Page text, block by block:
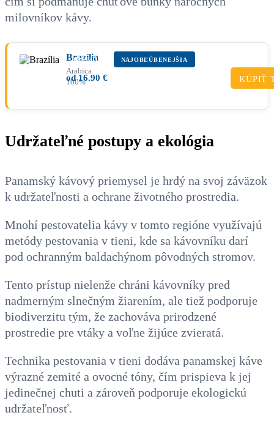
milovníkov kávy.
Brazília
Arabica
100%
PRÉMIUM NAJOBĽÚBENEJŠIA
od16.90 € KÚPIŤ
Udržateľné postupy a ekológia
Panamský kávový priemysel je hrdý na svoj záväzok
k udržateľnosti a ochrane životného prostredia.
Mnohí pestovatelia kávy v tomto regióne využívajú
metódy pestovania v tieni, kde sa kávovníku darí
pod ochranným baldachýnom pôvodných stromov.
Tento prístup nielenže chráni kávovníky pred
nadmerným slnečným žiarením, ale tiež podporuje
biodiverzitu tým, že zachováva prirodzené
prostredie pre vtáky a voľne žijúce zvieratá.
Technika pestovania v tieni dodáva panamskej káve
výrazné zemité a ovocné tóny, čím prispieva k jej
jedinečnej chuti a zároveň podporuje ekologickú
udržateľnosť.